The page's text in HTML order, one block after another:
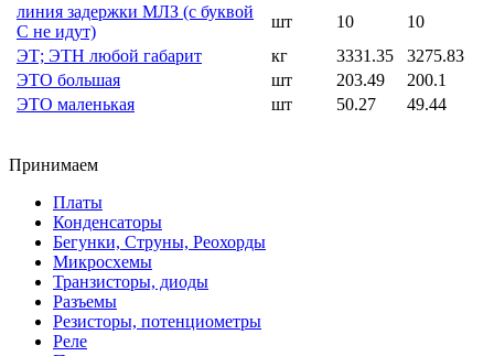
линия задержки МЛЗ (с буквой
С не идут)
шт 10
10
ЭТ; ЭТН любой габарит
кг 3331.35
3275.83
ЭТО большая
шт 203.49
200.1
ЭТО маленькая
шт 50.27 49.44
Принимаем
Платы
Конденсаторы
Бегунки, Струны, Реохорды
Микросхемы
Транзисторы, диоды
Разъемы
Резисторы, потенциометры
Реле